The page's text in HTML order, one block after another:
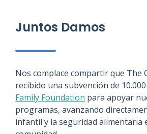
Juntos Damos
Nos complace compartir que The
recibido una subvención de
Family Foundation para apoyar
programas, avanzando
infantil y la seguridad alimentaria